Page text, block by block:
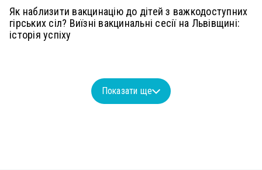
Як наблизити вакцинацію до дітей з важкодоступних
гірських сіл? Виїзні вакцинальні сесії на Львівщині:
історія успіху
Показати ще